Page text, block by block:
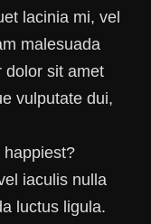
lacinia mi, vel
malesuada
dolor sit amet
vulputate dui,
happiest?
iaculis nulla
luctus ligula.